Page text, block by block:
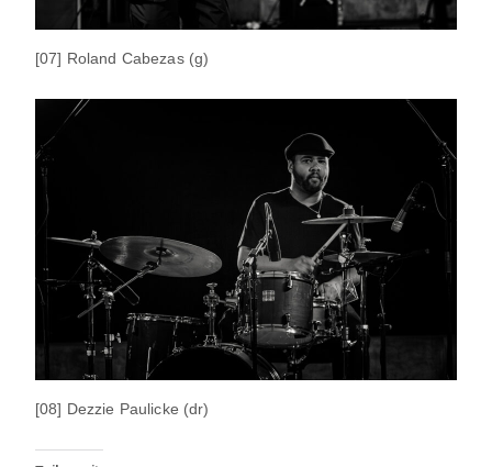
[07] Roland Cabezas (g)
[08] Dezzie Paulicke (dr)